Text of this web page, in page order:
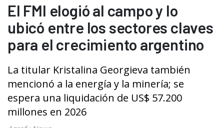
El FMI elogió al campo y lo
ubicó entre los sectores claves
para el crecimiento argentino
La titular Kristalina Georgieva también
mencionó a la energía y la minería; se
espera una liquidación de US$ 57.200
millones en 2026